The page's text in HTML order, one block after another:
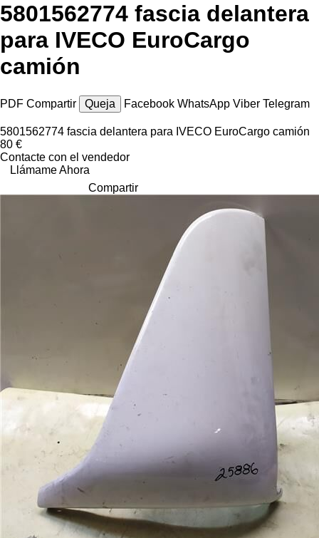
5801562774 fascia delantera
para IVECO EuroCargo
camión
PDF Compartir Queja Facebook WhatsApp Viber Telegram
5801562774 fascia delantera para IVECO EuroCargo camión
80 €
Contacte con el vendedor
Llámame Ahora
Compartir